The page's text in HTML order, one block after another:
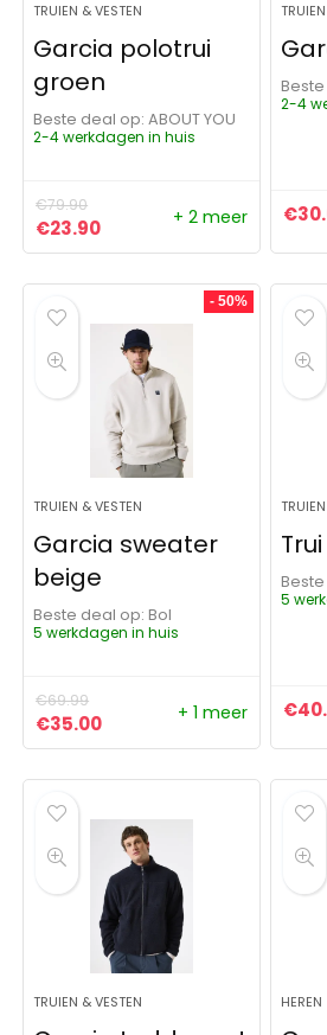
TRUIEN & VESTEN
Garcia polotrui
groen
Beste deal op:
ABOUT YOU
2-4 werkdagen in huis
€79.90
Oorspronkelijke prijs was:
€23.90Huidige prijs is: €23.90.
+ 2 meer
2-4
€
- 50%
TRUIEN & VESTEN
Garcia sweater
beige
Beste deal op:
Bol
5 werkdagen in huis
€69.99
Oorspronkelijke prijs was:
€35.00Huidige prijs is: €35.00.
+ 1 meer
5
€
TRUIEN & VESTEN HEREN